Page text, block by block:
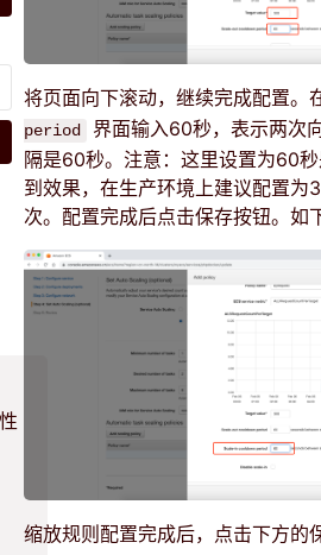
将页面向下滚动，继续完成配置。
period
界面输入60秒，表示两次
隔是60秒。注意：这里设置为60
到效果，在生产环境上建议配置
次。配置完成后点击保存按钮。如
缩放规则配置完成后，点击下方的